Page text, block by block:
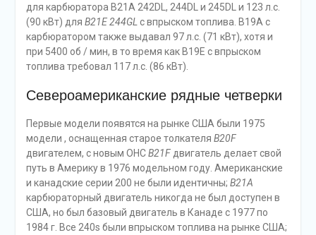
для карбюратора B21A 242DL, 244DL и 245DL и 123 л.с.
(90 кВт) для B21E 244GL с впрыском топлива. B19A с
карбюратором также выдавал 97 л.с. (71 кВт), хотя и
при 5400 об / мин, в то время как B19E с впрыском
топлива требовал 117 л.с. (86 кВт).
Североамериканские рядные четверки
Первые модели появятся на рынке США были 1975
модели , оснащенная старое толкателя B20F
двигателем, с новым OHCB21F двигатель делает свой
путь в Америку в 1976 модельном году. Американские
и канадские серии 200 не были идентичны; B21A
карбюраторный двигатель никогда не был доступен в
США, но был базовый двигатель в Канаде с 1977 по
1984 г. Все 240s были впрыском топлива на рынке США;